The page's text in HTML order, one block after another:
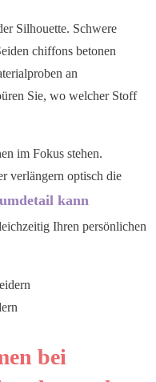
Silhouette. Schwere
chiffons betonen
an
Sie, wo welcher Stoff
im Fokus stehen.
verlängern optisch die
kann
Ihren persönlichen
bei